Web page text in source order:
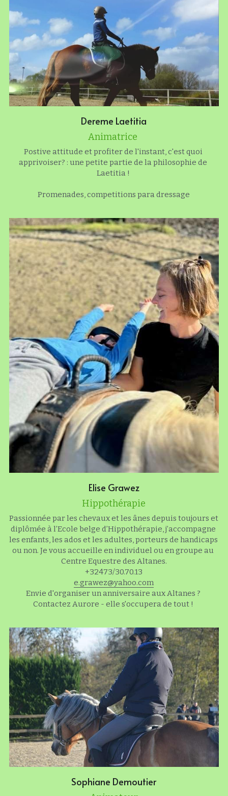
Dereme Laetitia
Animatrice
Postive attitude et profiter de l'instant, c'est quoi
apprivoiser? : une petite partie de la philosophie de
Laetitia !
Promenades, competitions para dressage
Elise Grawez
Hippothérapie
Passionnée par les chevaux et les ânes depuis toujours et
diplômée à l’Ecole belge d’Hippothérapie, j’accompagne
les enfants, les ados et les adultes, porteurs de handicaps
ou non. Je vous accueille en individuel ou en groupe au
Centre Equestre des Altanes.
+32473/30.70.13
e.grawez@yahoo.com
Envie d'organiser un anniversaire aux Altanes ?
Contactez Aurore - elle s'occupera de tout !
Sophiane Demoutier